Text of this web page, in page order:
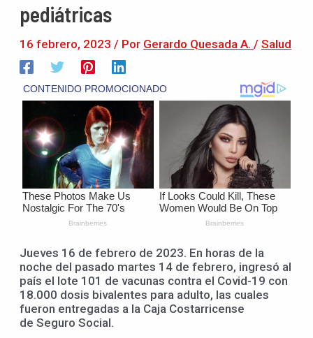
pediátricas
16 febrero, 2023 / Por Gerardo Quesada A. / Salud
Jueves 16 de febrero de 2023. En horas de la
noche del pasado martes 14 de febrero, ingresó al
país el lote 101 de vacunas contra el Covid-19 con
18.000 dosis bivalentes para adulto, las cuales
fueron entregadas a la Caja Costarricense
de Seguro Social.